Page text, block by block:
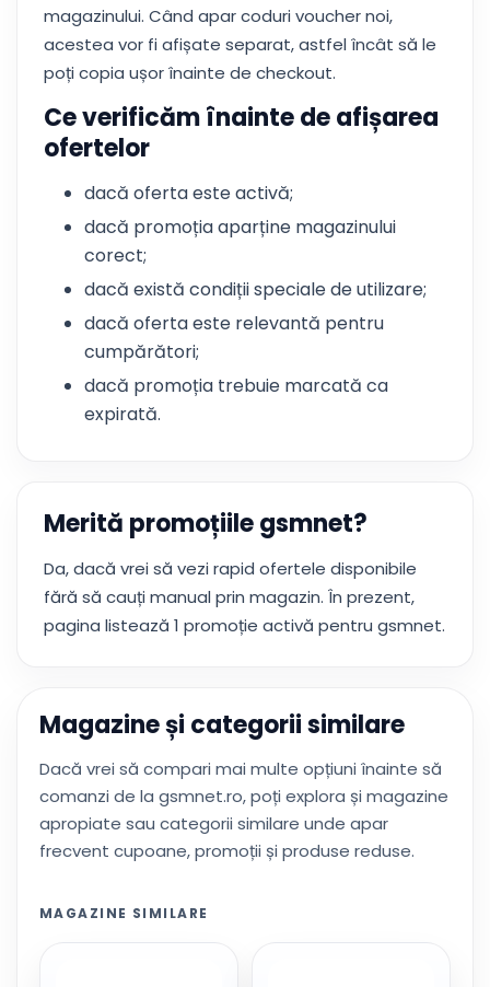
magazinului. Când apar coduri voucher noi,
acestea vor fi afișate separat, astfel încât să le
poți copia ușor înainte de checkout.
Ce verificăm înainte de afișarea
ofertelor
dacă oferta este activă;
dacă promoția aparține magazinului
corect;
dacă există condiții speciale de utilizare;
dacă oferta este relevantă pentru
cumpărători;
dacă promoția trebuie marcată ca
expirată.
Merită promoțiile gsmnet?
Da, dacă vrei să vezi rapid ofertele disponibile
fără să cauți manual prin magazin. În prezent,
pagina listează 1 promoție activă pentru gsmnet.
Magazine și categorii similare
Dacă vrei să compari mai multe opțiuni înainte să
comanzi de la gsmnet.ro, poți explora și magazine
apropiate sau categorii similare unde apar
frecvent cupoane, promoții și produse reduse.
MAGAZINE SIMILARE